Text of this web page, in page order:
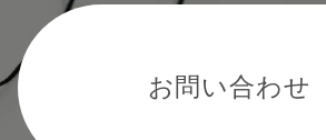
お問い合わせ